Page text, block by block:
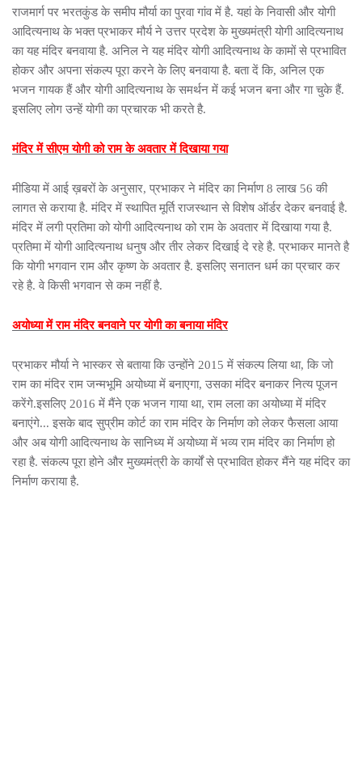
राजमार्ग पर भरतकुंड के समीप मौर्या का पुरवा गांव में है. यहां के निवासी और योगी
आदित्यनाथ के भक्त प्रभाकर मौर्य ने उत्तर प्रदेश के मुख्यमंत्री योगी आदित्यनाथ
का यह मंदिर बनवाया है. अनिल ने यह मंदिर योगी आदित्यनाथ के कामों से प्रभावित
होकर और अपना संकल्प पूरा करने के लिए बनवाया है. बता दें कि, अनिल एक
भजन गायक हैं और योगी आदित्यनाथ के समर्थन में कई भजन बना और गा चुके हैं.
इसलिए लोग उन्हें योगी का प्रचारक भी करते है.
मंदिर में सीएम योगी को राम के अवतार में दिखाया गया
मीडिया में आई ख़बरों के अनुसार, प्रभाकर ने मंदिर का निर्माण 8 लाख 56 की
लागत से कराया है. मंदिर में स्थापित मूर्ति राजस्थान से विशेष ऑर्डर देकर बनवाई है.
मंदिर में लगी प्रतिमा को योगी आदित्यनाथ को राम के अवतार में दिखाया गया है.
प्रतिमा में योगी आदित्यनाथ धनुष और तीर लेकर दिखाई दे रहे है. प्रभाकर मानते है
कि योगी भगवान राम और कृष्ण के अवतार है. इसलिए सनातन धर्म का प्रचार कर
रहे है. वे किसी भगवान से कम नहीं है.
अयोध्या में राम मंदिर बनवाने पर योगी का बनाया मंदिर
प्रभाकर मौर्या ने भास्कर से बताया कि उन्होंने 2015 में संकल्प लिया था, कि जो
राम का मंदिर राम जन्मभूमि अयोध्या में बनाएगा, उसका मंदिर बनाकर नित्य पूजन
करेंगे.इसलिए 2016 में मैंने एक भजन गाया था, राम लला का अयोध्या में मंदिर
बनाएंगे... इसके बाद सुप्रीम कोर्ट का राम मंदिर के निर्माण को लेकर फैसला आया
और अब योगी आदित्यनाथ के सानिध्य में अयोध्या में भव्य राम मंदिर का निर्माण हो
रहा है. संकल्प पूरा होने और मुख्यमंत्री के कार्यों से प्रभावित होकर मैंने यह मंदिर का
निर्माण कराया है.